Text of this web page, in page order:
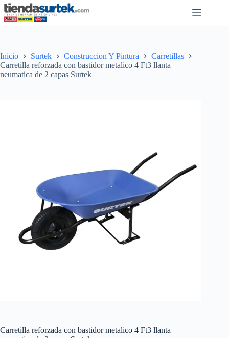
Saltar
al
contenido
Inicio Surtek Construccion Y Pintura
Carretillas
Carretilla reforzada con bastidor metalico 4 Ft3 llanta
neumatica de 2 capas Surtek
Carretilla reforzada con bastidor metalico 4 Ft3 llanta